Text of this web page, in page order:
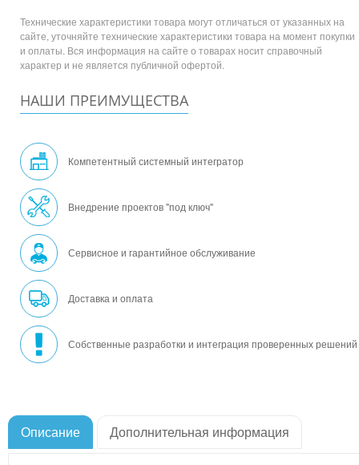
Технические характеристики товара могут отличаться от указанных на
сайте, уточняйте технические характеристики товара на момент покупки
и оплаты. Вся информация на сайте о товарах носит справочный
характер и не является публичной офертой.
НАШИ ПРЕИМУЩЕСТВА
Компетентный системный интегратор
Внедрение проектов "под ключ"
Сервисное и гарантийное обслуживание
Доставка и оплата
Собственные разработки и интеграция проверенных решений
Описание Дополнительная информация